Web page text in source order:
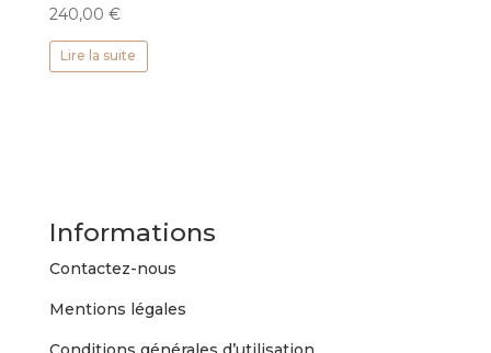
240,00 €
Lire la suite
Informations
Contactez-nous
Mentions légales